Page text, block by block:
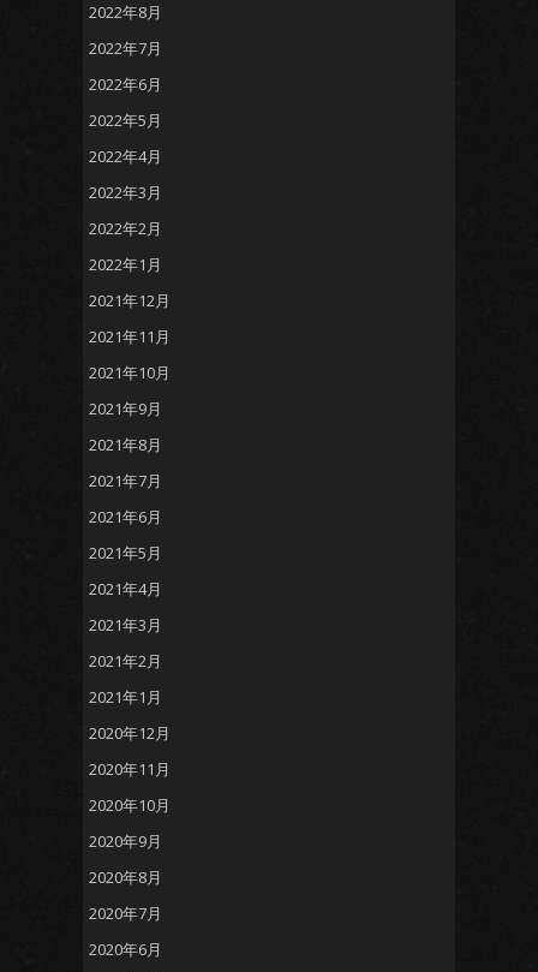
2022年8月
2022年7月
2022年6月
2022年5月
2022年4月
2022年3月
2022年2月
2022年1月
2021年12月
2021年11月
2021年10月
2021年9月
2021年8月
2021年7月
2021年6月
2021年5月
2021年4月
2021年3月
2021年2月
2021年1月
2020年12月
2020年11月
2020年10月
2020年9月
2020年8月
2020年7月
2020年6月